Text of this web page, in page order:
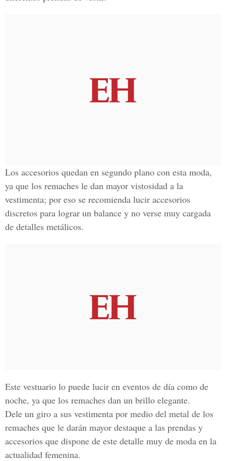
Los accesorios quedan en segundo plano con esta moda,
ya que los remaches le dan mayor vistosidad a la
vestimenta; por eso se recomienda lucir accesorios
discretos para lograr un balance y no verse muy cargada
de detalles metálicos.
Este vestuario lo puede lucir en eventos de día como de
noche, ya que los remaches dan un brillo elegante.
Dele un giro a sus vestimenta por medio del metal de los
remaches que le darán mayor destaque a las prendas y
accesorios que dispone de este detalle muy de moda en la
actualidad femenina.